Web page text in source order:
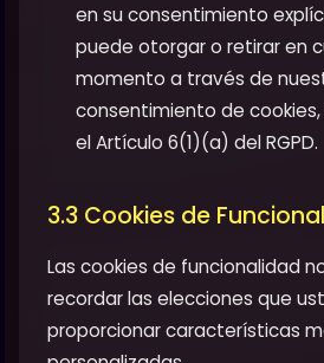
en su consentimiento
puede otorgar o retirar en
momento a través de
consentimiento de
el Artículo 6(1)(a) del RGPD.
3.3 Cookies de
Las cookies de funcionalidad
recordar las elecciones que
proporcionar características